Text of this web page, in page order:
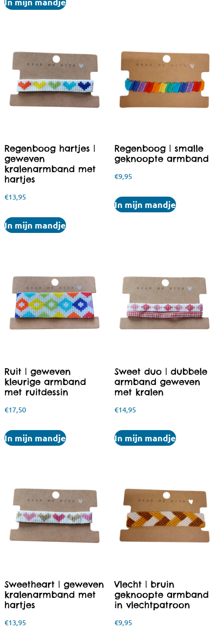
Regenboog hartjes |
geweven
kralenarmband met
hartjes
€13,95
In mijn mandje
Regenboog | smalle
geknoopte armband
€9,95
In mijn mandje
Ruit | geweven
kleurige armband
met ruitdessin
€17,50
In mijn mandje
Sweet duo | dubbele
armband geweven
met kralen
€14,95
In mijn mandje
Sweetheart | geweven
kralenarmband met
hartjes
€13,95
Vlecht | bruin
geknoopte armband
in vlechtpatroon
€9,95